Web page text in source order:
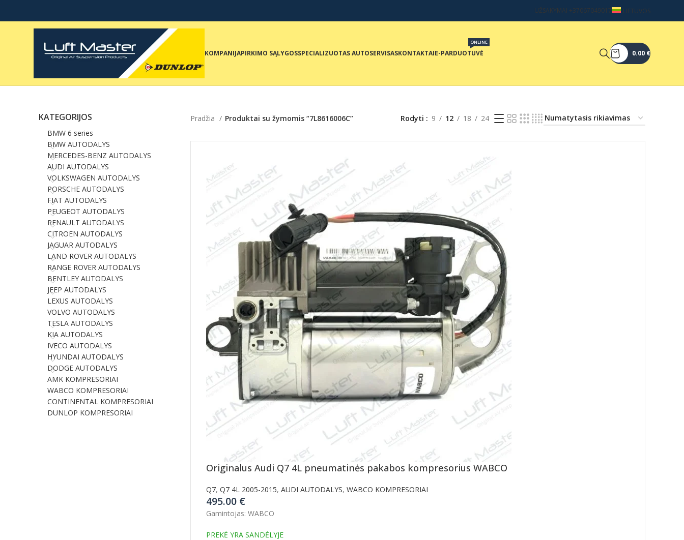
UŽSAKYMAI +37067049017 LIETUVOS
KOMPANIJAPIRKIMO SĄLYGOSSPECIALIZUOTAS AUTOSERVISASKONTAKTAIE-PARDUOTUVĖ
ONLINE
0.00 €
KATEGORIJOS
BMW 6 series
BMW AUTODALYS
MERCEDES-BENZ AUTODALYS
AUDI AUTODALYS
VOLKSWAGEN AUTODALYS
PORSCHE AUTODALYS
FIAT AUTODALYS
PEUGEOT AUTODALYS
RENAULT AUTODALYS
CITROEN AUTODALYS
JAGUAR AUTODALYS
LAND ROVER AUTODALYS
RANGE ROVER AUTODALYS
BENTLEY AUTODALYS
JEEP AUTODALYS
LEXUS AUTODALYS
VOLVO AUTODALYS
TESLA AUTODALYS
KIA AUTODALYS
IVECO AUTODALYS
HYUNDAI AUTODALYS
DODGE AUTODALYS
AMK KOMPRESORIAI
WABCO KOMPRESORIAI
CONTINENTAL KOMPRESORIAI
DUNLOP KOMPRESORIAI
Pradžia Produktai su žymomis “7L8616006C” Rodyti 9 12 18 24
Originalus Audi Q7 4L pneumatinės pakabos kompresorius WABCO
Q7, Q7 4L 2005-2015, AUDI AUTODALYS, WABCO KOMPRESORIAI
495.00 €
Gamintojas: WABCO
PREKĖ YRA SANDĖLYJE